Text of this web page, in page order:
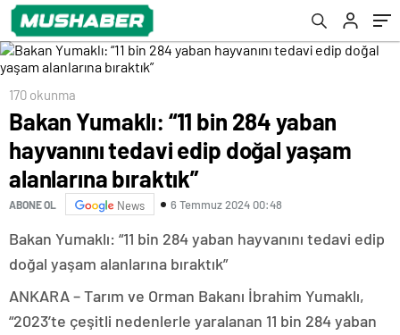
170 okunma
Bakan Yumaklı: “11 bin 284 yaban
hayvanını tedavi edip doğal yaşam
alanlarına bıraktık”
ABONE OL News 6 Temmuz 2024 00:48
Bakan Yumaklı: “11 bin 284 yaban hayvanını tedavi edip
doğal yaşam alanlarına bıraktık”
ANKARA – Tarım ve Orman Bakanı İbrahim Yumaklı,
“2023’te çeşitli nedenlerle yaralanan 11 bin 284 yaban